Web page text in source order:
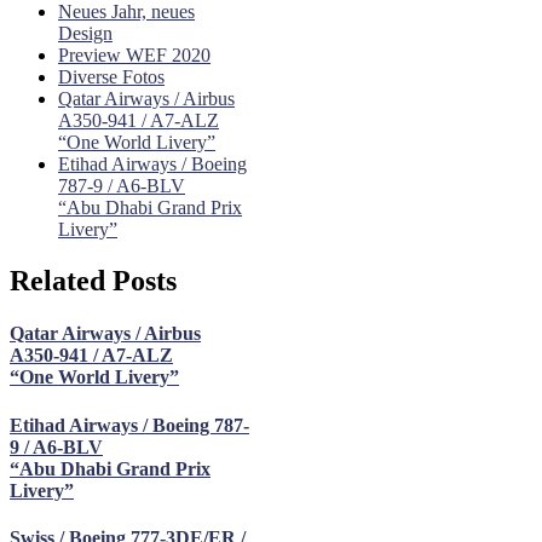
Neues Jahr, neues
Design
Preview WEF 2020
Diverse Fotos
Qatar Airways / Airbus
A350-941 / A7-ALZ
“One World Livery”
Etihad Airways / Boeing
787-9 / A6-BLV
“Abu Dhabi Grand Prix
Livery”
Related Posts
Qatar Airways / Airbus
A350-941 / A7-ALZ
“One World Livery”
Etihad Airways / Boeing 787-
9 / A6-BLV
“Abu Dhabi Grand Prix
Livery”
Swiss / Boeing 777-3DE/ER /